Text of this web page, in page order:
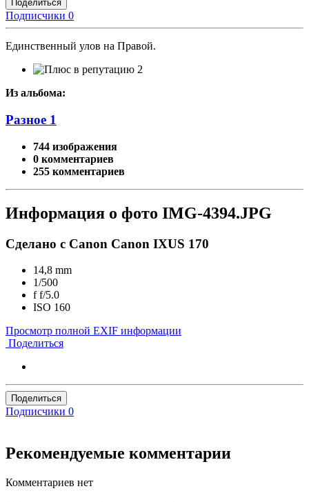
Поделиться
Подписчики 0
Единственный улов на Правой.
2
Из альбома:
Разное 1
744 изображения
0 комментариев
255 комментариев
Информация о фото IMG-4394.JPG
Сделано с Canon Canon IXUS 170
14,8 mm
1/500
ff/5.0
ISO 160
Просмотр полной EXIF информации
Поделиться
Поделиться
Подписчики 0
Рекомендуемые комментарии
Комментариев нет